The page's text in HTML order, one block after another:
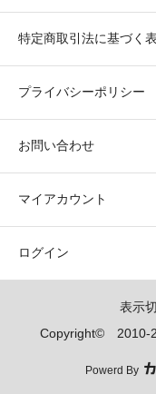
特定商取引法に基づく
プライバシーポリシー
お問い合わせ
マイアカウント
ログイン
表示
Copyright© 2010-
Powerd By